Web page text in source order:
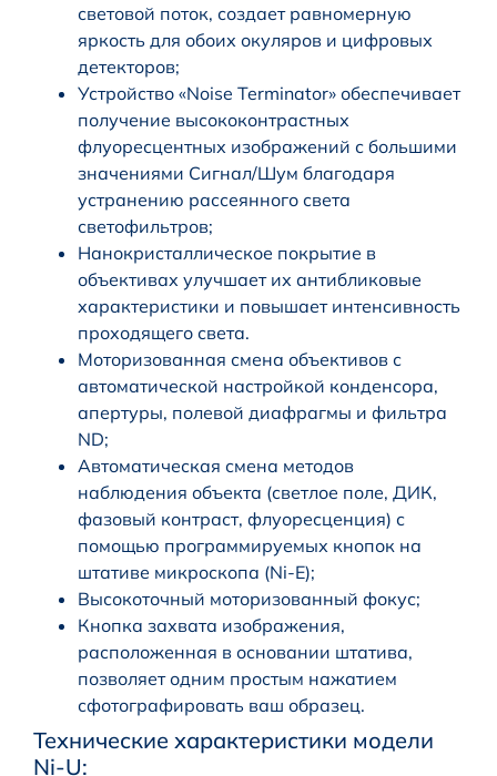
световой поток, создает равномерную
яркость для обоих окуляров и цифровых
детекторов;
Устройство «Noise Terminator» обеспечивает
получение высококонтрастных
флуоресцентных изображений с большими
значениями Сигнал/Шум благодаря
устранению рассеянного света
светофильтров;
Нанокристаллическое покрытие в
объективах улучшает их антибликовые
характеристики и повышает интенсивность
проходящего света.
Моторизованная смена объективов с
автоматической настройкой конденсора,
апертуры, полевой диафрагмы и фильтра
ND;
Автоматическая смена методов
наблюдения объекта (светлое поле, ДИК,
фазовый контраст, флуоресценция) с
помощью программируемых кнопок на
штативе микроскопа (Ni-E);
Высокоточный моторизованный фокус;
Кнопка захвата изображения,
расположенная в основании штатива,
позволяет одним простым нажатием
сфотографировать ваш образец.
Технические характеристики модели
Ni-U: